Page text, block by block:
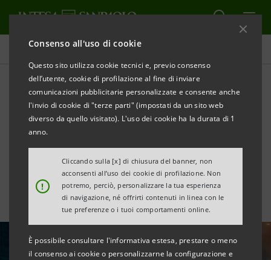
Consenso all'uso di cookie
Questo sito utilizza cookie tecnici e, previo consenso
dell’utente, cookie di profilazione al fine di inviare
comunicazioni pubblicitarie personalizzate e consente anche
l'invio di cookie di "terze parti" (impostati da un sito web
diverso da quello visitato). L'uso dei cookie ha la durata di 1
anno.
!
Cliccando sulla [x] di chiusura del banner, non
acconsenti all’uso dei cookie di profilazione. Non
potremo, perciò, personalizzare la tua esperienza
di navigazione, né offrirti contenuti in linea con le
tue preferenze o i tuoi comportamenti online.
È possibile consultare l'informativa estesa, prestare o meno
il consenso ai cookie o personalizzarne la configurazione e
Tutte le news
Mercati obbligazionari:
operazioni di Intesa
Sanpaolo. Maggio 2026